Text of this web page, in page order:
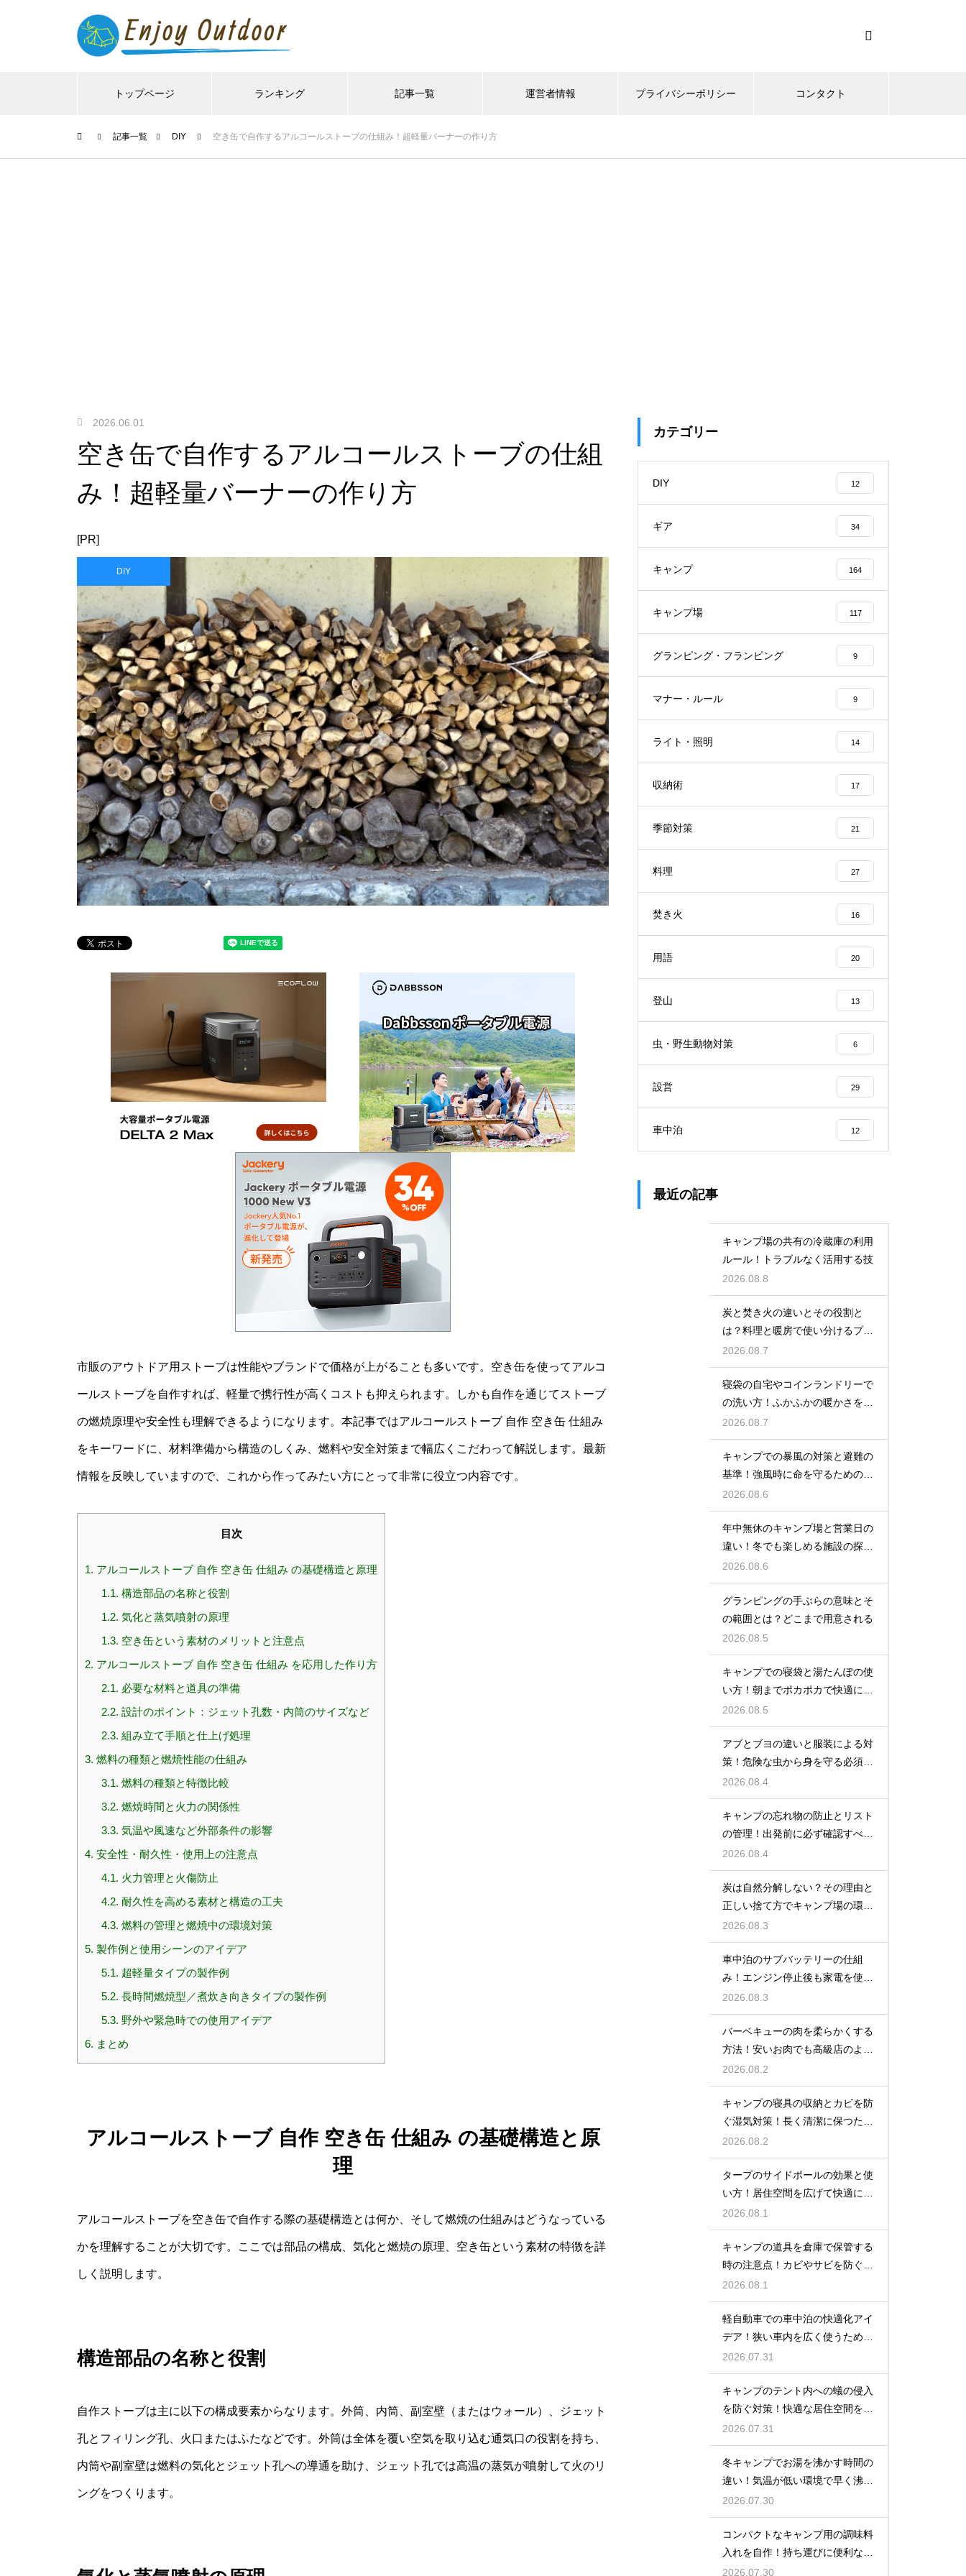
トップページ ランキング 記事一覧 運営者情報 プライバシーポリシー コンタクト
記事一覧 DIY 空き缶で自作するアルコールストーブの仕組み！超軽量バーナーの作り方
2026.06.01
空き缶で自作するアルコールストーブの仕組
み！超軽量バーナーの作り方
[PR]
DIY
市販のアウトドア用ストーブは性能やブランドで価格が上がることも多いです。空き缶を使ってアルコ
ールストーブを自作すれば、軽量で携行性が高くコストも抑えられます。しかも自作を通じてストーブ
の燃焼原理や安全性も理解できるようになります。本記事ではアルコールストーブ 自作 空き缶 仕組み
をキーワードに、材料準備から構造のしくみ、燃料や安全対策まで幅広くこだわって解説します。最新
情報を反映していますので、これから作ってみたい方にとって非常に役立つ内容です。
目次
1. アルコールストーブ 自作 空き缶 仕組み の基礎構造と原理
1.1. 構造部品の名称と役割
1.2. 気化と蒸気噴射の原理
1.3. 空き缶という素材のメリットと注意点
2. アルコールストーブ 自作 空き缶 仕組み を応用した作り方
2.1. 必要な材料と道具の準備
2.2. 設計のポイント：ジェット孔数・内筒のサイズなど
2.3. 組み立て手順と仕上げ処理
3. 燃料の種類と燃焼性能の仕組み
3.1. 燃料の種類と特徴比較
3.2. 燃焼時間と火力の関係性
3.3. 気温や風速など外部条件の影響
4. 安全性・耐久性・使用上の注意点
4.1. 火力管理と火傷防止
4.2. 耐久性を高める素材と構造の工夫
4.3. 燃料の管理と燃焼中の環境対策
5. 製作例と使用シーンのアイデア
5.1. 超軽量タイプの製作例
5.2. 長時間燃焼型／煮炊き向きタイプの製作例
5.3. 野外や緊急時での使用アイデア
6. まとめ
アルコールストーブ 自作 空き缶 仕組み の基礎構造と原
理
アルコールストーブを空き缶で自作する際の基礎構造とは何か、そして燃焼の仕組みはどうなっている
かを理解することが大切です。ここでは部品の構成、気化と燃焼の原理、空き缶という素材の特徴を詳
しく説明します。
構造部品の名称と役割
自作ストーブは主に以下の構成要素からなります。外筒、内筒、副室壁（またはウォール）、ジェット
孔とフィリング孔、火口またはふたなどです。外筒は全体を覆い空気を取り込む通気口の役割を持ち、
内筒や副室壁は燃料の気化とジェット孔への導通を助け、ジェット孔では高温の蒸気が噴射して火のリ
ングをつくります。
カテゴリー
DIY 12
ギア 34
キャンプ 164
キャンプ場 117
グランピング・フランピング 9
マナー・ルール 9
ライト・照明 14
収納術 17
季節対策 21
料理 27
焚き火 16
用語 20
登山 13
虫・野生動物対策 6
設営 29
車中泊 12
最近の記事
キャンプ場の共有の冷蔵庫の利用
ルール！トラブルなく活用する技
2026.08.8
炭と焚き火の違いとその役割と
は？料理と暖房で使い分けるプロ
の技
2026.08.7
寝袋の自宅やコインランドリーで
の洗い方！ふかふかの暖かさを復
活させる
2026.08.7
キャンプでの暴風の対策と避難の
基準！強風時に命を守るための行
動
2026.08.6
年中無休のキャンプ場と営業日の
違い！冬でも楽しめる施設の探し
方
2026.08.6
グランピングの手ぶらの意味とそ
の範囲とは？どこまで用意される
2026.08.5
キャンプでの寝袋と湯たんぽの使
い方！朝までポカポカで快適に眠
る方法
2026.08.5
アブとブヨの違いと服装による対
策！危険な虫から身を守る必須知
識
2026.08.4
キャンプの忘れ物の防止とリスト
の管理！出発前に必ず確認すべき
持ち物
2026.08.4
炭は自然分解しない？その理由と
正しい捨て方でキャンプ場の環境
を守る
2026.08.3
車中泊のサブバッテリーの仕組
み！エンジン停止後も家電を使う
ための知識
2026.08.3
バーベキューの肉を柔らかくする
方法！安いお肉でも高級店のよう
に美味しく
2026.08.2
キャンプの寝具の収納とカビを防
ぐ湿気対策！長く清潔に保つため
の手入れ
2026.08.2
タープのサイドポールの効果と使
い方！居住空間を広げて快適に過
ごす技
2026.08.1
キャンプの道具を倉庫で保管する
時の注意点！カビやサビを防ぐお
手入れ
2026.08.1
軽自動車での車中泊の快適化アイ
デア！狭い車内を広く使うための
工夫
2026.07.31
キャンプのテント内への蟻の侵入
を防ぐ対策！快適な居住空間をキ
ープ
2026.07.31
冬キャンプでお湯を沸かす時間の
違い！気温が低い環境で早く沸騰
させる
2026.07.30
コンパクトなキャンプ用の調味料
入れを自作！持ち運びに便利な収
納術
2026.07.30